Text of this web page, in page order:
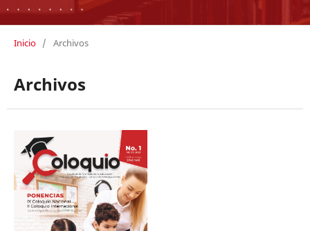
Inicio / Archivos
Archivos